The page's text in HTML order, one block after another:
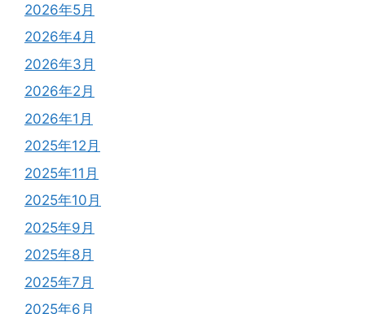
2026年5月
2026年4月
2026年3月
2026年2月
2026年1月
2025年12月
2025年11月
2025年10月
2025年9月
2025年8月
2025年7月
2025年6月